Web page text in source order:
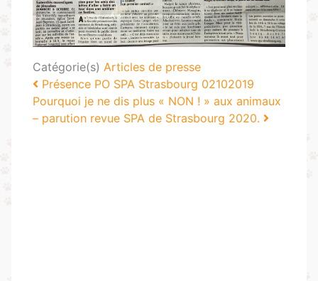
Catégorie(s) Articles de presse
Navigation
Présence PO SPA Strasbourg 02102019
Pourquoi je ne dis plus « NON ! » aux animaux
– parution revue SPA de Strasbourg 2020.